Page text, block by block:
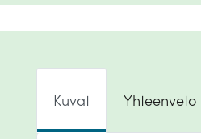
Kuvat Yhteenveto